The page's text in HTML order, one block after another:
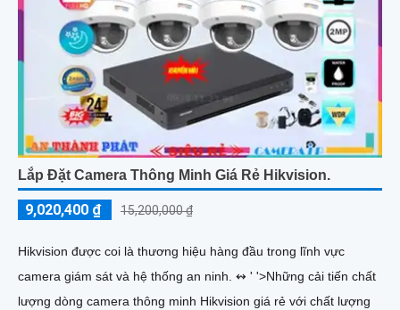
Lắp Đặt Camera Thông Minh Giá Rẻ Hikvision.
9,020,400 ₫ 15,200,000 ₫
Hikvision được coi là thương hiệu hàng đầu trong lĩnh vực
camera giám sát và hệ thống an ninh. ↭ ' '>Những cải tiến chất
lượng dòng camera thông minh Hikvision giá rẻ với chất lượng